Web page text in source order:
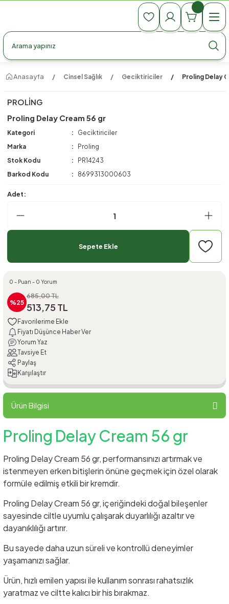
990 TL Üzeri Ücretsiz Kargo
990 TL Üzeri Ücretsiz Kargo
Anasayfa Cinsel Sağlık Geciktiriciler Proling Delay
PROLING
Proling Delay Cream 56 gr
Kategori
Geciktiriciler
Marka
Proling
Stok Kodu
PR14243
Barkod Kodu
8699313000603
Adet:
Sepete Ekle
0 - Puan - 0 Yorum
%25
685,00 TL
513,75 TL
Fiyatı Düşünce Haber Ver
Yorum Yaz
Tavsiye Et
Paylaş
Karşılaştır
Ürün Bilgisi
Proling Delay Cream 56 gr
Proling Delay Cream 56 gr, performansınızı artırmak ve
istenmeyen erken bitişlerin önüne geçmek için özel olarak
formüle edilmiş etkili bir kremdir.
Proling Delay Cream 56 gr, içeriğindeki doğal bileşenler
sayesinde ciltle uyumlu çalışarak duyarlılığı azaltır ve
dayanıklılığı artırır.
Bu sayede daha uzun süreli ve kontrollü deneyimler
yaşamanızı sağlar.
Ürün, hızlı emilen yapısı ile kullanım sonrası rahatsızlık
yaratmaz ve ciltte kalıcı bir his bırakmaz.